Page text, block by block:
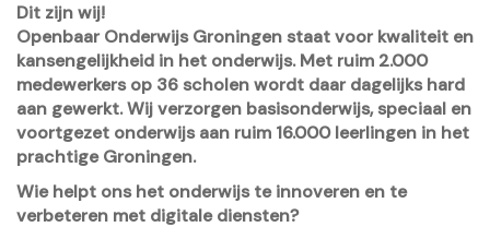
Dit zijn wij!
Openbaar Onderwijs Groningen staat voor kwaliteit en
kansengelijkheid in het onderwijs. Met ruim 2.000
medewerkers op 36 scholen wordt daar dagelijks hard
aan gewerkt. Wij verzorgen basisonderwijs, speciaal en
voortgezet onderwijs aan ruim 16.000 leerlingen in het
prachtige Groningen.
Wie helpt ons het onderwijs te innoveren en te
verbeteren met digitale diensten?